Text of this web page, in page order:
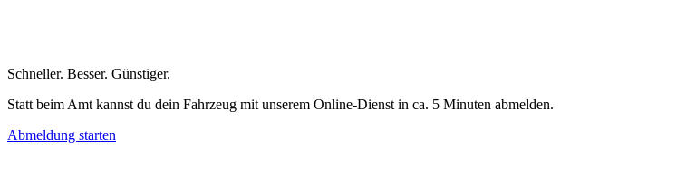
Schneller. Besser. Günstiger.
Statt beim Amt kannst du dein Fahrzeug mit unserem Online-Dienst in ca. 5 Minuten abmelden.
Abmeldung starten